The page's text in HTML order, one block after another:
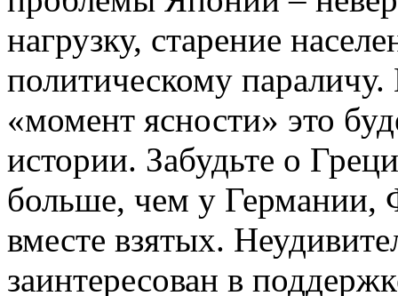
нагрузку, старение
политическому
«момент ясности» это
истории. Забудьте о
больше, чем у Германии,
вместе взятых.
заинтересован в